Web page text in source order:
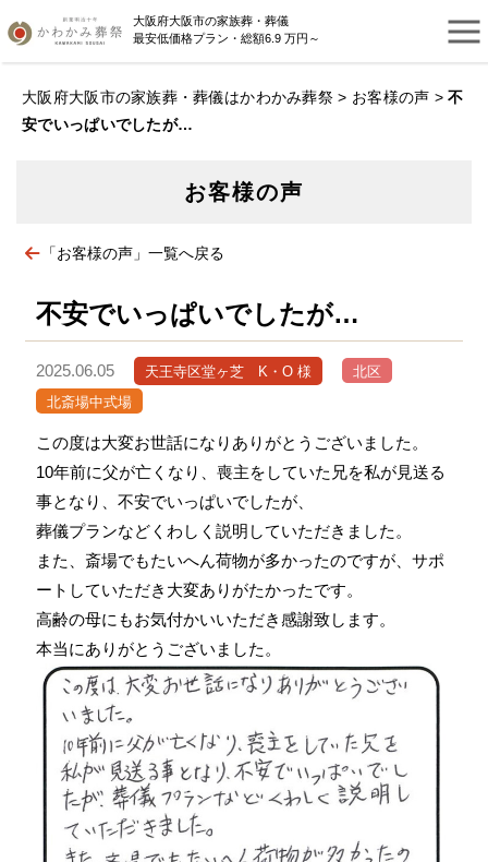
大阪府大阪市の家族葬・葬儀
最安低価格プラン・総額6.9 万円～
大阪府大阪市の家族葬・葬儀はかわかみ葬祭 > お客様の声 >不
安でいっぱいでしたが…
お客様の声
「お客様の声」一覧へ戻る
不安でいっぱいでしたが…
2025.06.05 天王寺区堂ヶ芝 K・O 様
北区
北斎場中式場
この度は大変お世話になりありがとうございました。
10年前に父が亡くなり、喪主をしていた兄を私が見送る
事となり、不安でいっぱいでしたが、
葬儀プランなどくわしく説明していただきました。
また、斎場でもたいへん荷物が多かったのですが、サポ
ートしていただき大変ありがたかったです。
高齢の母にもお気付かいいただき感謝致します。
本当にありがとうございました。